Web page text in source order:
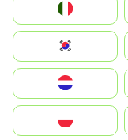
South Korea